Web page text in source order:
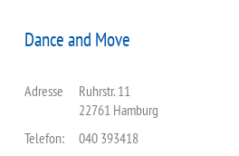
Dance and Move
Adresse
Ruhrstr. 11
22761 Hamburg
Telefon:
040 393418